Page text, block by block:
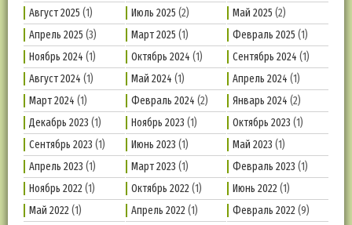
Август 2025 (1) Июль 2025 (2) Май 2025 (2)
Апрель 2025 (3) Март 2025 (1) Февраль 2025 (1)
Ноябрь 2024 (1) Октябрь 2024 (1) Сентябрь 2024 (1)
Август 2024 (1) Май 2024 (1) Апрель 2024 (1)
Март 2024 (1) Февраль 2024 (2) Январь 2024 (2)
Декабрь 2023 (1) Ноябрь 2023 (1) Октябрь 2023 (1)
Сентябрь 2023 (1) Июнь 2023 (1) Май 2023 (1)
Апрель 2023 (1) Март 2023 (1) Февраль 2023 (1)
Ноябрь 2022(1) Октябрь 2022(1) Июнь 2022(1)
Май 2022(1) Апрель 2022(1) Февраль 2022(9)